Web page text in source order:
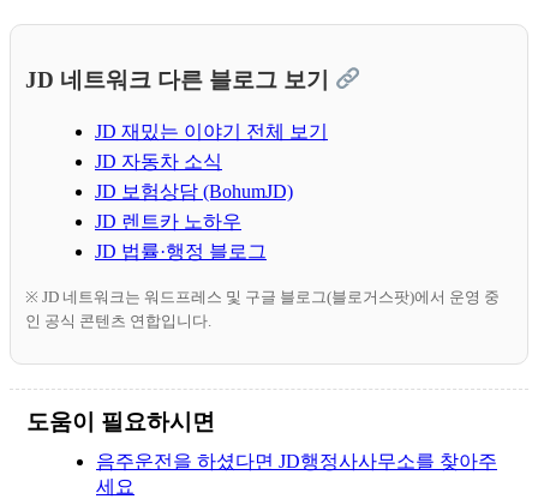
JD 네트워크 다른 블로그 보기
JD 재밌는 이야기 전체 보기
JD 자동차 소식
JD 보험상담 (BohumJD)
JD 렌트카 노하우
JD 법률·행정 블로그
※ JD 네트워크는 워드프레스 및 구글 블로그(블로거스팟)에서 운영 중
인 공식 콘텐츠 연합입니다.
도움이 필요하시면
음주운전을 하셨다면 JD행정사사무소를 찾아주
세요